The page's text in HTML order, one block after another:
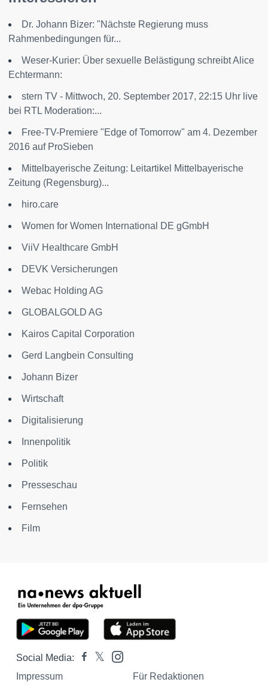
Dr. Johann Bizer: "Nächste Regierung muss
Rahmenbedingungen für...
Weser-Kurier: Über sexuelle Belästigung schreibt Alice
Echtermann:
stern TV - Mittwoch, 20. September 2017, 22:15 Uhr live
bei RTL Moderation:...
Free-TV-Premiere "Edge of Tomorrow" am 4. Dezember
2016 auf ProSieben
Mittelbayerische Zeitung: Leitartikel Mittelbayerische
Zeitung (Regensburg)...
hiro.care
Women for Women International DE gGmbH
ViiV Healthcare GmbH
DEVK Versicherungen
Webac Holding AG
GLOBALGOLD AG
Kairos Capital Corporation
Gerd Langbein Consulting
Johann Bizer
Wirtschaft
Digitalisierung
Innenpolitik
Politik
Presseschau
Fernsehen
Film
Social Media:
Impressum
Für Redaktionen